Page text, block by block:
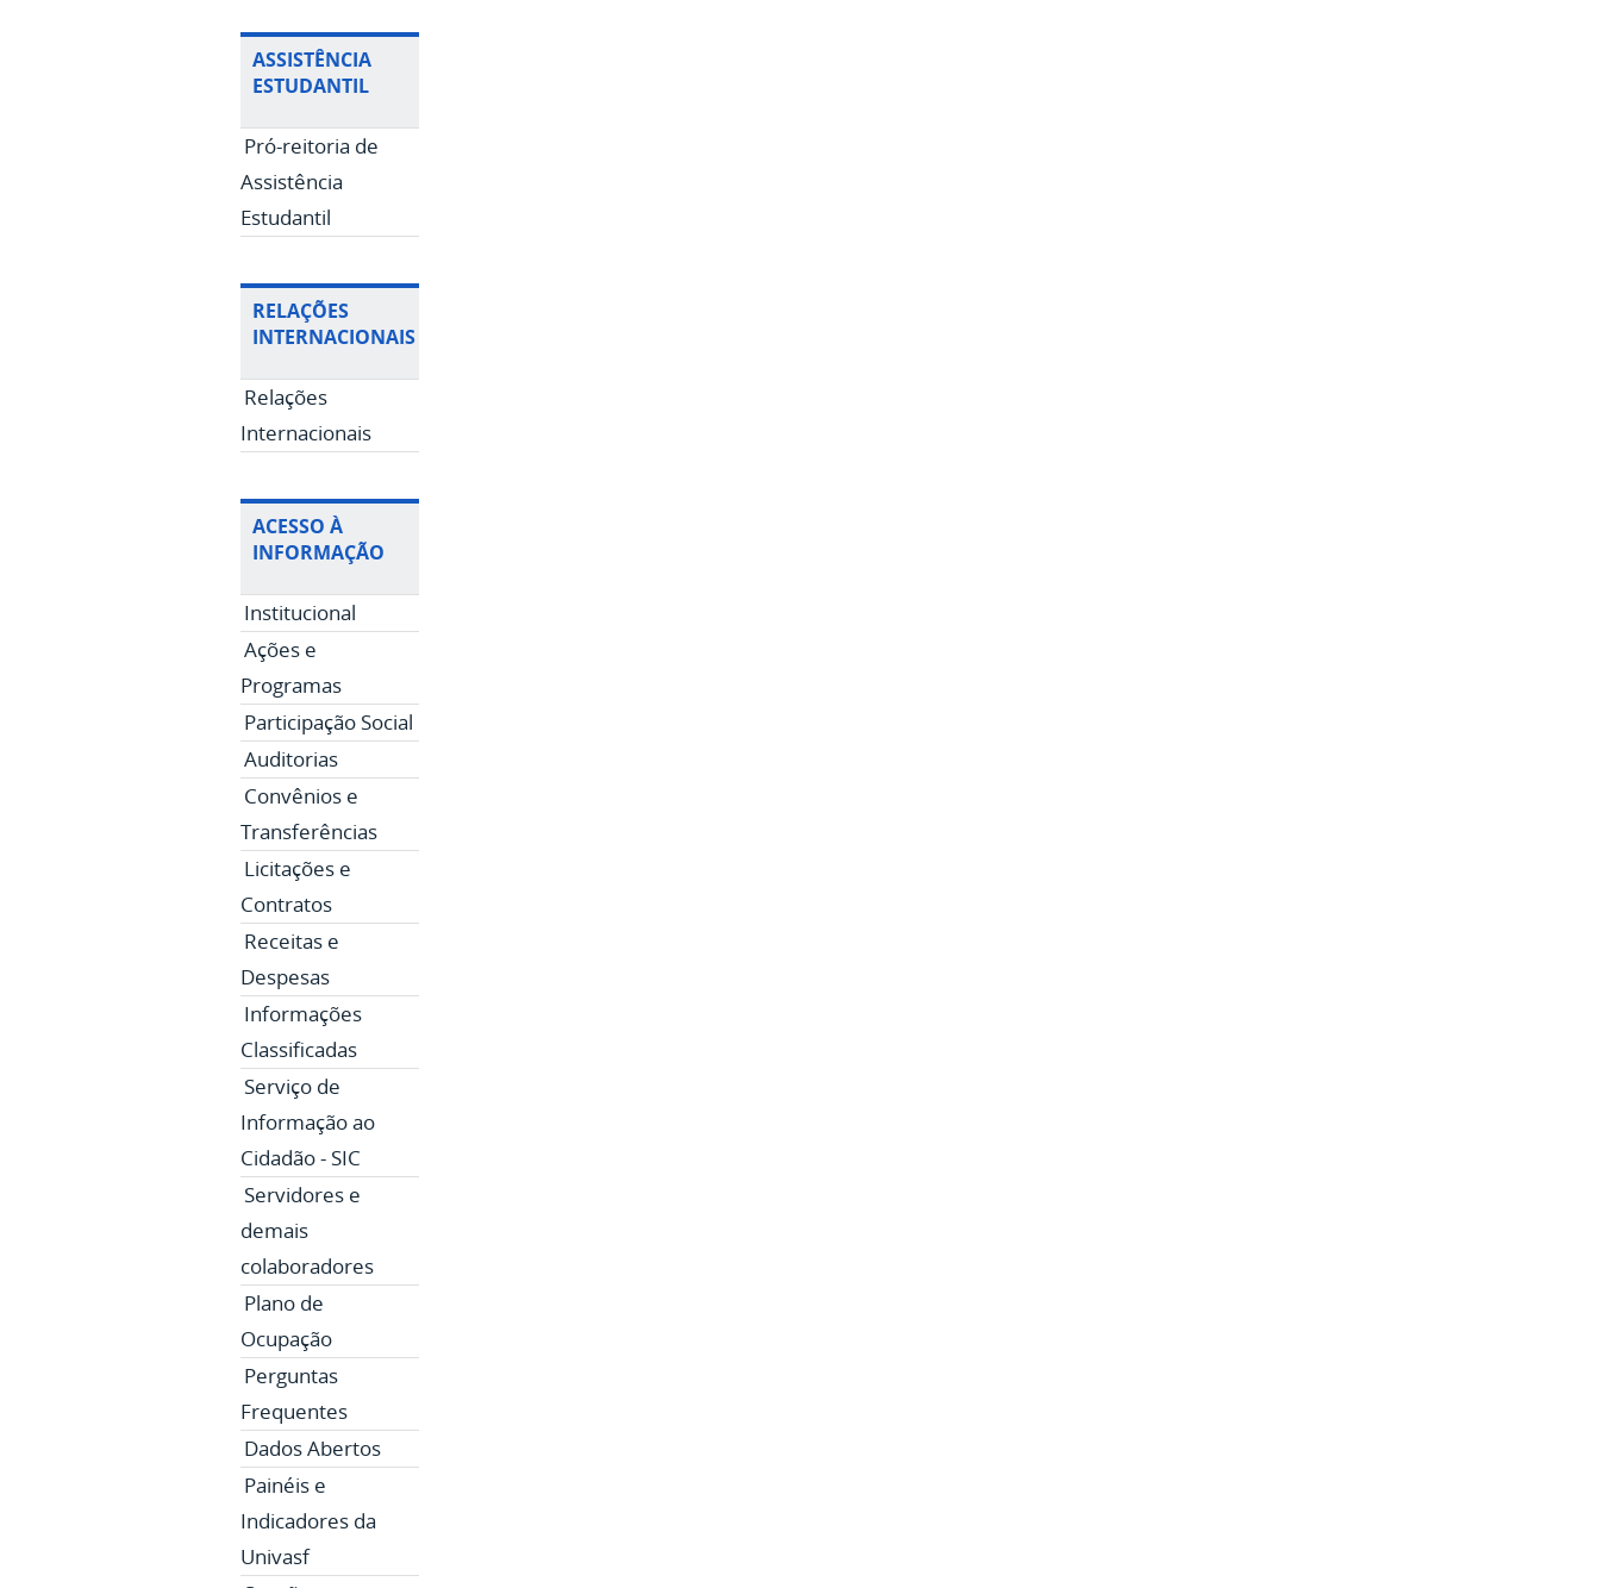
ASSISTÊNCIA
ESTUDANTIL
Pró-reitoria de
Assistência
Estudantil
RELAÇÕES
INTERNACIONAIS
Relações
Internacionais
ACESSO À
INFORMAÇÃO
Institucional
Ações e
Programas
Participação Social
Auditorias
Convênios e
Transferências
Licitações e
Contratos
Receitas e
Despesas
Informações
Classificadas
Serviço de
Informação ao
Cidadão - SIC
Servidores e
demais
colaboradores
Plano de
Ocupação
Perguntas
Frequentes
Dados Abertos
Painéis e
Indicadores da
Univasf